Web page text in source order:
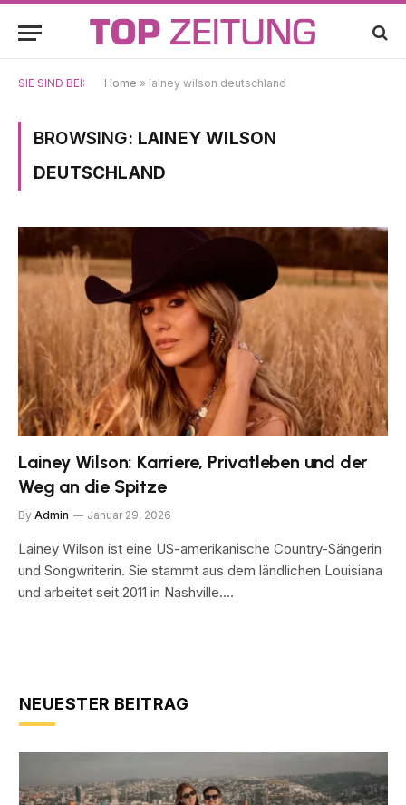
SIE SIND BEI: Home » lainey wilson deutschland
BROWSING: LAINEY WILSON
DEUTSCHLAND
Lainey Wilson: Karriere, Privatleben und der
Weg an die Spitze
By Admin Januar 29, 2026
Lainey Wilson ist eine US-amerikanische Country-Sängerin
und Songwriterin. Sie stammt aus dem ländlichen Louisiana
und arbeitet seit 2011 in Nashville.…
NEUESTER BEITRAG